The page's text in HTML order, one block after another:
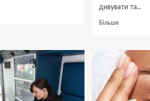
дивувати та...
БільшеДокладніше
хайп:
чому
ваша
наступна
прогулянка
не